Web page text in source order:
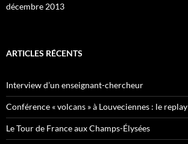
décembre 2013
ARTICLES RÉCENTS
Interview d’un enseignant-chercheur
Conférence « volcans » à Louveciennes : le replay
Le Tour de France aux Champs-Élysées